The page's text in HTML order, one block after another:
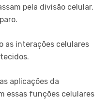
pela divisão celular,
as interações celulares
aplicações da
essas funções celulares